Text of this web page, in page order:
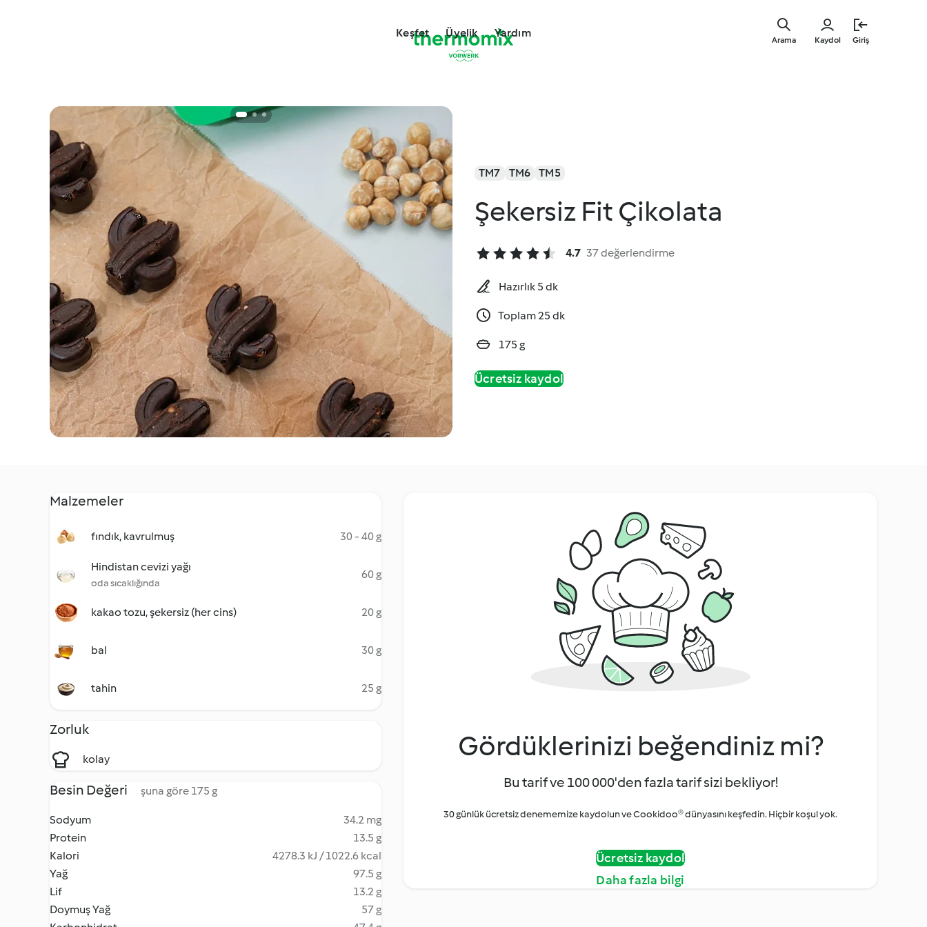
Keşfet Üyelik Yardım
Kaydol Giriş
Arama
TM7 TM6 TM5
Şekersiz Fit Çikolata
4.7 37 değerlendirme
Hazırlık 5 dk
Toplam 25 dk
175 g
Ücretsiz kaydol
Malzemeler
fındık, kavrulmuş 30 - 40 g
Hindistan cevizi yağı
oda sıcaklığında
60 g
kakao tozu, şekersiz (her cins) 20 g
bal 30 g
tahin 25 g
Zorluk
kolay
Besin Değeri şuna göre 175 g
Sodyum
34.2 mg
Protein
13.5 g
Kalori
4278.3 kJ / 1022.6 kcal
Yağ
97.5 g
Lif
13.2 g
Doymuş Yağ
57 g
Gördüklerinizi beğendiniz mi?
Bu tarif ve 100 000'den fazla tarif sizi bekliyor!
30 günlük ücretsiz denememize kaydolun ve Cookidoo® dünyasını keşfedin. Hiçbir koşul yok.
Ücretsiz kaydol
Daha fazla bilgi